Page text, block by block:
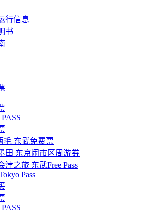
行信息
书
毛 东武免费票
田 东京闹市区周游券
津之旅 东武Free Pass
Pass